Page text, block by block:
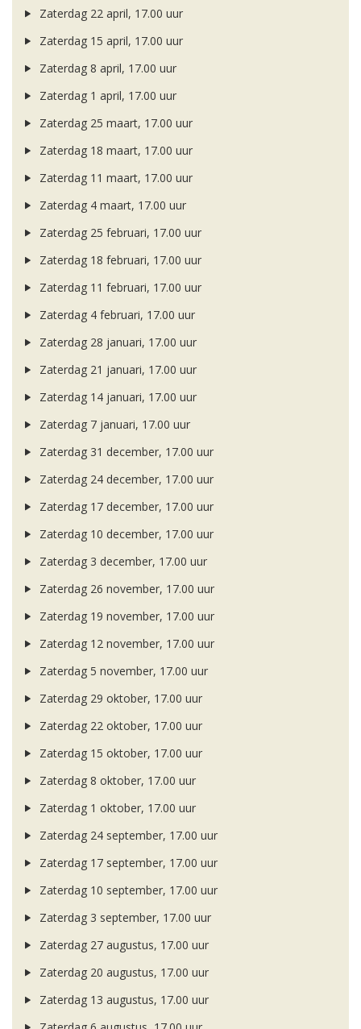
Zaterdag 22 april, 17.00 uur
Zaterdag 15 april, 17.00 uur
Zaterdag 8 april, 17.00 uur
Zaterdag 1 april, 17.00 uur
Zaterdag 25 maart, 17.00 uur
Zaterdag 18 maart, 17.00 uur
Zaterdag 11 maart, 17.00 uur
Zaterdag 4 maart, 17.00 uur
Zaterdag 25 februari, 17.00 uur
Zaterdag 18 februari, 17.00 uur
Zaterdag 11 februari, 17.00 uur
Zaterdag 4 februari, 17.00 uur
Zaterdag 28 januari, 17.00 uur
Zaterdag 21 januari, 17.00 uur
Zaterdag 14 januari, 17.00 uur
Zaterdag 7 januari, 17.00 uur
Zaterdag 31 december, 17.00 uur
Zaterdag 24 december, 17.00 uur
Zaterdag 17 december, 17.00 uur
Zaterdag 10 december, 17.00 uur
Zaterdag 3 december, 17.00 uur
Zaterdag 26 november, 17.00 uur
Zaterdag 19 november, 17.00 uur
Zaterdag 12 november, 17.00 uur
Zaterdag 5 november, 17.00 uur
Zaterdag 29 oktober, 17.00 uur
Zaterdag 22 oktober, 17.00 uur
Zaterdag 15 oktober, 17.00 uur
Zaterdag 8 oktober, 17.00 uur
Zaterdag 1 oktober, 17.00 uur
Zaterdag 24 september, 17.00 uur
Zaterdag 17 september, 17.00 uur
Zaterdag 10 september, 17.00 uur
Zaterdag 3 september, 17.00 uur
Zaterdag 27 augustus, 17.00 uur
Zaterdag 20 augustus, 17.00 uur
Zaterdag 13 augustus, 17.00 uur